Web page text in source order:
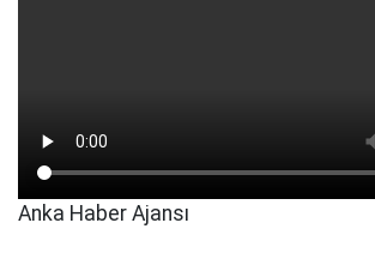
Anka Haber Ajansı